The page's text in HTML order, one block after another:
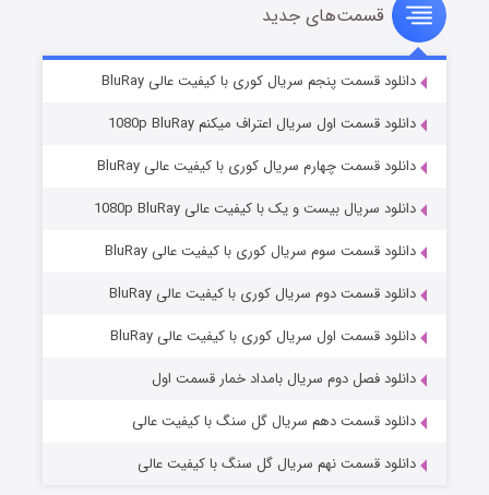
سریال زشت
قسمت۲ (زیرنویس) منتشر شد
مردگان متحرک: شهر مرده ۳
قسمت۲ (زیرنویس) منتشر شد
قسمت‌های جدید
دانلود قسمت پنجم سریال کوری با کیفیت عالی BluRay
دانلود قسمت اول سریال اعتراف میکنم 1080p BluRay
دانلود قسمت چهارم سریال کوری با کیفیت عالی BluRay
دانلود سریال بیست و یک با کیفیت عالی 1080p BluRay
دانلود قسمت سوم سریال کوری با کیفیت عالی BluRay
دانلود قسمت دوم سریال کوری با کیفیت عالی BluRay
دانلود قسمت اول سریال کوری با کیفیت عالی BluRay
دانلود فصل دوم سریال بامداد خمار قسمت اول
دانلود قسمت دهم سریال گل سنگ با کیفیت عالی
دانلود قسمت نهم سریال گل سنگ با کیفیت عالی